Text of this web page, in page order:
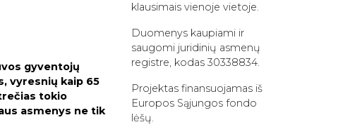
gyventojų
vyresnių kaip 65
tokio
asmenys ne tik
klausimais vienoje vietoje.
Duomenys kaupiami ir
saugomi juridinių asmenų
registre, kodas 30338834.
Projektas finansuojamas iš
Europos Sąjungos fondo
lėšų.